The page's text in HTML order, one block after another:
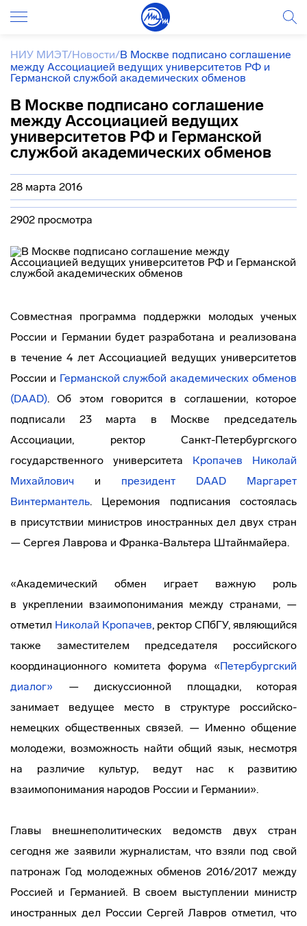
НИУ МИЭТ/Новости/В Москве подписано соглашение
между Ассоциацией ведущих университетов РФ и
Германской службой академических обменов
В Москве подписано соглашение
между Ассоциацией ведущих
университетов РФ и Германской
службой академических обменов
28 марта 2016
2902 просмотра
Совместная программа поддержки молодых ученых
России и Германии будет разработана и реализована
в течение 4 лет Ассоциацией ведущих университетов
России и Германской службой академических обменов
(DAAD). Об этом говорится в соглашении, которое
подписали 23 марта в Москве председатель
Ассоциации, ректор Санкт-Петербургского
государственного университета Кропачев Николай
Михайлович и президент DAAD Маргарет
Винтермантель. Церемония подписания состоялась
в присутствии министров иностранных дел двух стран
— Сергея Лаврова и Франка-Вальтера Штайнмайера.
«Академический обмен играет важную роль
в укреплении взаимопонимания между странами, —
отметил Николай Кропачев, ректор СПбГУ, являющийся
также заместителем председателя российского
координационного комитета форума «Петербургский
диалог» — дискуссионной площадки, которая
занимает ведущее место в структуре российско-
немецких общественных связей. — Именно общение
молодежи, возможность найти общий язык, несмотря
на различие культур, ведут нас к развитию
взаимопонимания народов России и Германии».
Главы внешнеполитических ведомств двух стран
сегодня же заявили журналистам, что взяли под свой
патронаж Год молодежных обменов 2016/2017 между
Россией и Германией. В своем выступлении министр
иностранных дел России Сергей Лавров отметил, что